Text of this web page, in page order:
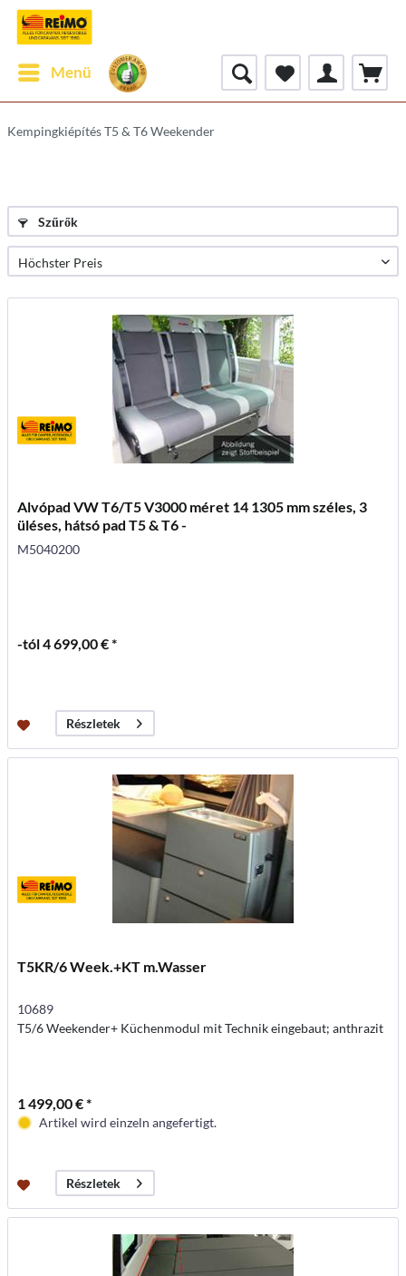
Menü
Kempingkiépítés T5 & T6 Weekender
Szűrők
Alvópad VW T6/T5 V3000 méret 14 1305 mm széles, 3
üléses, hátsó pad T5 & T6 -
M5040200
-tól 4 699,00 € *
Részletek
T5KR/6 Week.+KT m.Wasser
10689
T5/6 Weekender+ Küchenmodul mit Technik eingebaut; anthrazit
1 499,00 € *
Artikel wird einzeln angefertigt.
Részletek